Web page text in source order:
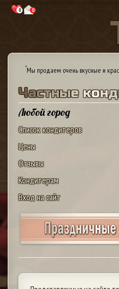
0 0
*Мы продаем очень вкусные и
Частные конд
Любой город
Список кондитеров
Цены
Отзывы
Кондитерам
Вход на сайт